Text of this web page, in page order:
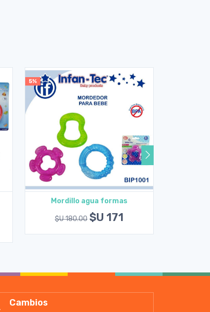
5%
Agregar al carrito
Mordillo agua formas
$U 180.00 $U 171
Cambios